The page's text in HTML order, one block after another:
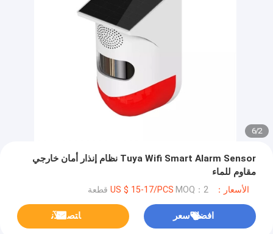
2
/
6
Tuya Wifi Smart Alarm Sensor نظام إنذار أمان خارجي
مقاوم للماء
الأسعار：US $ 15-17/PCS MOQ：2 قطعة
افضل سعر ﺎﺘﺼﻟ ﺍﻶﻧ